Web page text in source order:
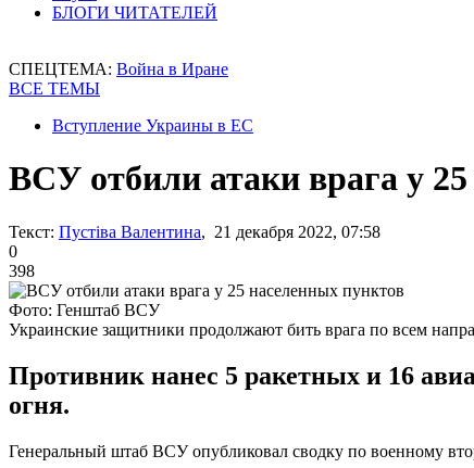
БЛОГИ ЧИТАТЕЛЕЙ
СПЕЦТЕМА: Война в Иране
ВСЕ ТЕМЫ
Вступление Украины в ЕС
ВСУ отбили атаки врага у
Текст: Пустіва Валентина, 21 декабря 2022, 07:58
0
398
Фото: Генштаб ВСУ
Украинские защитники продолжают бить врага по всем
Противник нанес 5 ракетных и 16
огня.
Генеральный штаб ВСУ опубликовал сводку по военному